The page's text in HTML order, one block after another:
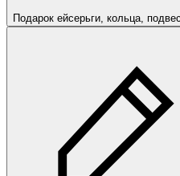
Подарок ейсерьги, кольца,